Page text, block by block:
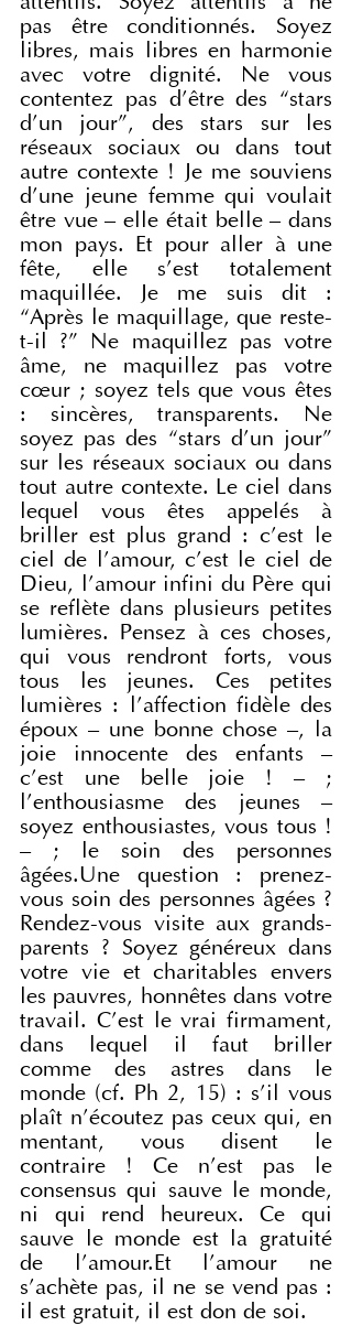
pas être conditionnés. Soyez
libres, mais libres en harmonie
avec votre dignité. Ne vous
contentez pas d’être des “stars
d’un jour”, des stars sur les
réseaux sociaux ou dans tout
autre contexte ! Je me souviens
d’une jeune femme qui voulait
être vue – elle était belle – dans
mon pays. Et pour aller à une
fête, elle s’est totalement
maquillée. Je me suis dit :
“Après le maquillage, que reste-
t-il ?” Ne maquillez pas votre
âme, ne maquillez pas votre
cœur ; soyez tels que vous êtes
: sincères, transparents. Ne
soyez pas des “stars d’un jour”
sur les réseaux sociaux ou dans
tout autre contexte. Le ciel dans
lequel vous êtes appelés à
briller est plus grand : c’est le
ciel de l’amour, c’est le ciel de
Dieu, l’amour infini du Père qui
se reflète dans plusieurs petites
lumières. Pensez à ces choses,
qui vous rendront forts, vous
tous les jeunes. Ces petites
lumières : l’affection fidèle des
époux – une bonne chose –, la
joie innocente des enfants –
c’est une belle joie ! – ;
l’enthousiasme des jeunes –
soyez enthousiastes, vous tous !
– ; le soin des personnes
âgées.Une question : prenez-
vous soin des personnes âgées ?
Rendez-vous visite aux grands-
parents ? Soyez généreux dans
votre vie et charitables envers
les pauvres, honnêtes dans votre
travail. C’est le vrai firmament,
dans lequel il faut briller
comme des astres dans le
monde (cf. Ph 2, 15) : s’il vous
plaît n’écoutez pas ceux qui, en
mentant, vous disent le
contraire ! Ce n’est pas le
consensus qui sauve le monde,
ni qui rend heureux. Ce qui
sauve le monde est la gratuité
de l’amour.Et l’amour ne
s’achète pas, il ne se vend pas :
il est gratuit, il est don de soi.